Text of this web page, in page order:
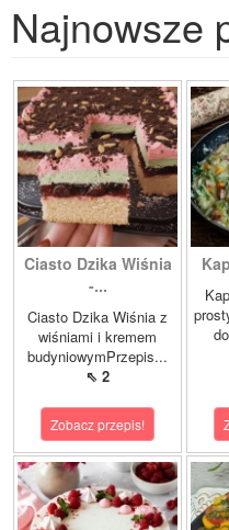
Najnowsze
Ciasto Dzika Wiśnia
-...
Ciasto Dzika Wiśnia z
wiśniami i kremem
budyniowymPrzepis...
⇖ 2
Zobacz przepis!